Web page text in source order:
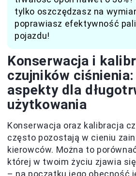
tylko oszczędzasz na
poprawiasz efektywność
pojazdu!
Konserwacja i
czujników
aspekty dla
użytkowania
Konserwacja oraz kalibracja
często pozostają w cieniu
kierowców. Można to
której w twoim życiu zjawia
– na początku jego obecność